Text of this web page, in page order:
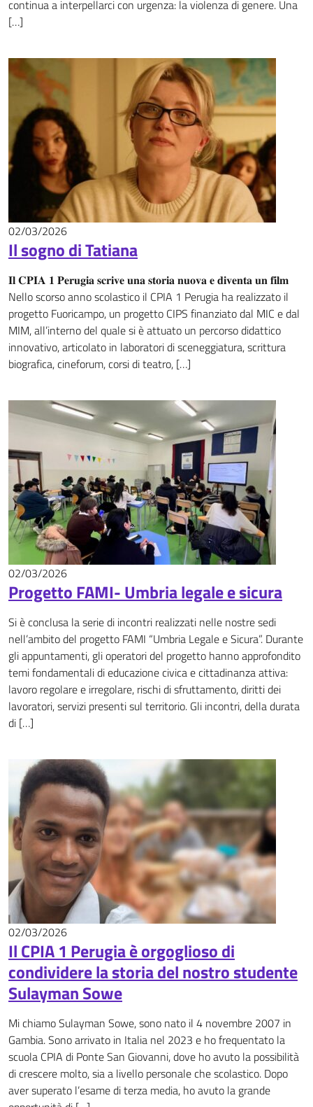
continua a interpellarci con urgenza: la violenza di genere. Una
[…]
02/03/2026
Il sogno di Tatiana
𝐈𝐥 𝐂𝐏𝐈𝐀 𝟏 𝐏𝐞𝐫𝐮𝐠𝐢𝐚 𝐬𝐜𝐫𝐢𝐯𝐞 𝐮𝐧𝐚 𝐬𝐭𝐨𝐫𝐢𝐚 𝐧𝐮𝐨𝐯𝐚 𝐞 𝐝𝐢𝐯𝐞𝐧𝐭𝐚 𝐮𝐧 𝐟𝐢𝐥𝐦
Nello scorso anno scolastico il CPIA 1 Perugia ha realizzato il
progetto Fuoricampo, un progetto CIPS finanziato dal MIC e dal
MIM, all’interno del quale si è attuato un percorso didattico
innovativo, articolato in laboratori di sceneggiatura, scrittura
biografica, cineforum, corsi di teatro, […]
02/03/2026
Progetto FAMI- Umbria legale e sicura
Si è conclusa la serie di incontri realizzati nelle nostre sedi
nell’ambito del progetto FAMI “Umbria Legale e Sicura”. Durante
gli appuntamenti, gli operatori del progetto hanno approfondito
temi fondamentali di educazione civica e cittadinanza attiva:
lavoro regolare e irregolare, rischi di sfruttamento, diritti dei
lavoratori, servizi presenti sul territorio. Gli incontri, della durata
di […]
02/03/2026
Il CPIA 1 Perugia è orgoglioso di
condividere la storia del nostro studente
Sulayman Sowe
Mi chiamo Sulayman Sowe, sono nato il 4 novembre 2007 in
Gambia. Sono arrivato in Italia nel 2023 e ho frequentato la
scuola CPIA di Ponte San Giovanni, dove ho avuto la possibilità
di crescere molto, sia a livello personale che scolastico. Dopo
aver superato l’esame di terza media, ho avuto la grande